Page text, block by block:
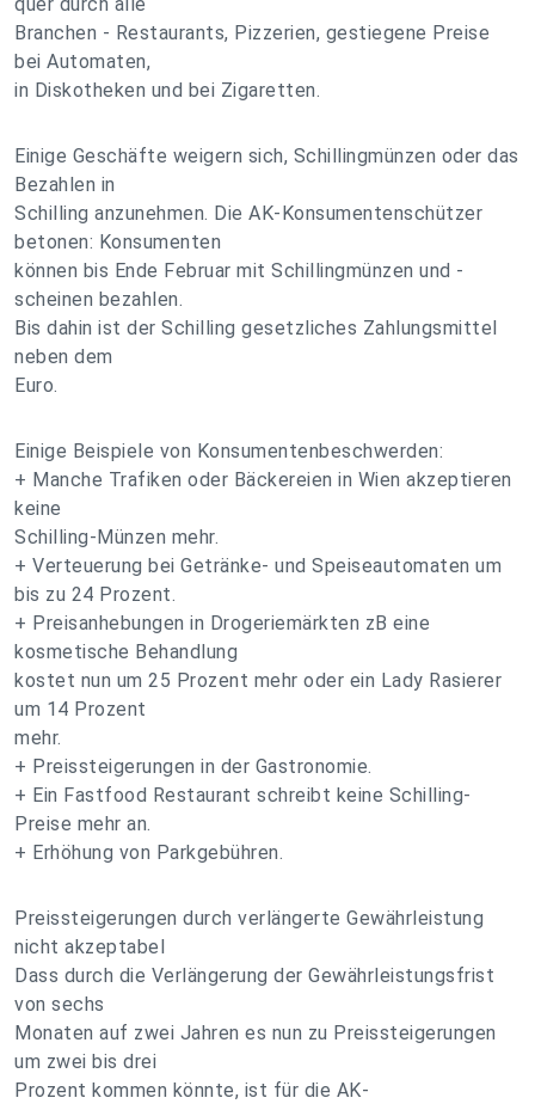
Branchen - Restaurants, Pizzerien, gestiegene Preise
bei Automaten,
in Diskotheken und bei Zigaretten.
Einige Geschäfte weigern sich, Schillingmünzen oder das
Bezahlen in
Schilling anzunehmen. Die AK-Konsumentenschützer
betonen: Konsumenten
können bis Ende Februar mit Schillingmünzen und -
scheinen bezahlen.
Bis dahin ist der Schilling gesetzliches Zahlungsmittel
neben dem
Euro.
Einige Beispiele von Konsumentenbeschwerden:
+ Manche Trafiken oder Bäckereien in Wien akzeptieren
keine
Schilling-Münzen mehr.
+ Verteuerung bei Getränke- und Speiseautomaten um
bis zu 24 Prozent.
+ Preisanhebungen in Drogeriemärkten zB eine
kosmetische Behandlung
kostet nun um 25 Prozent mehr oder ein Lady Rasierer
um 14 Prozent
mehr.
+ Preissteigerungen in der Gastronomie.
+ Ein Fastfood Restaurant schreibt keine Schilling-
Preise mehr an.
+ Erhöhung von Parkgebühren.
Preissteigerungen durch verlängerte Gewährleistung
nicht akzeptabel
Dass durch die Verlängerung der Gewährleistungsfrist
von sechs
Monaten auf zwei Jahren es nun zu Preissteigerungen
um zwei bis drei
Prozent kommen könnte, ist für die AK-